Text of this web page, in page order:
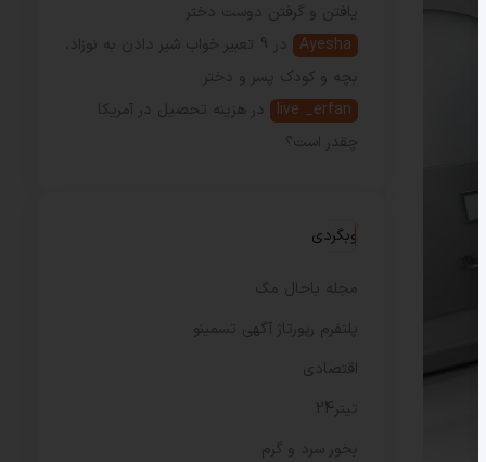
یافتن و گرفتن دوست دختر
Ayesha
در
9 تعبیر خواب شیر دادن به نوزاد،
بچه و کودک پسر و دختر
live _erfan
در
هزینه تحصیل در آمریکا
چقدر است؟
وبگردی
مجله باحال مگ
پلتفرم رپورتاژ آگهی تسمینو
اقتصادی
تیتر24
بخور سرد و گرم